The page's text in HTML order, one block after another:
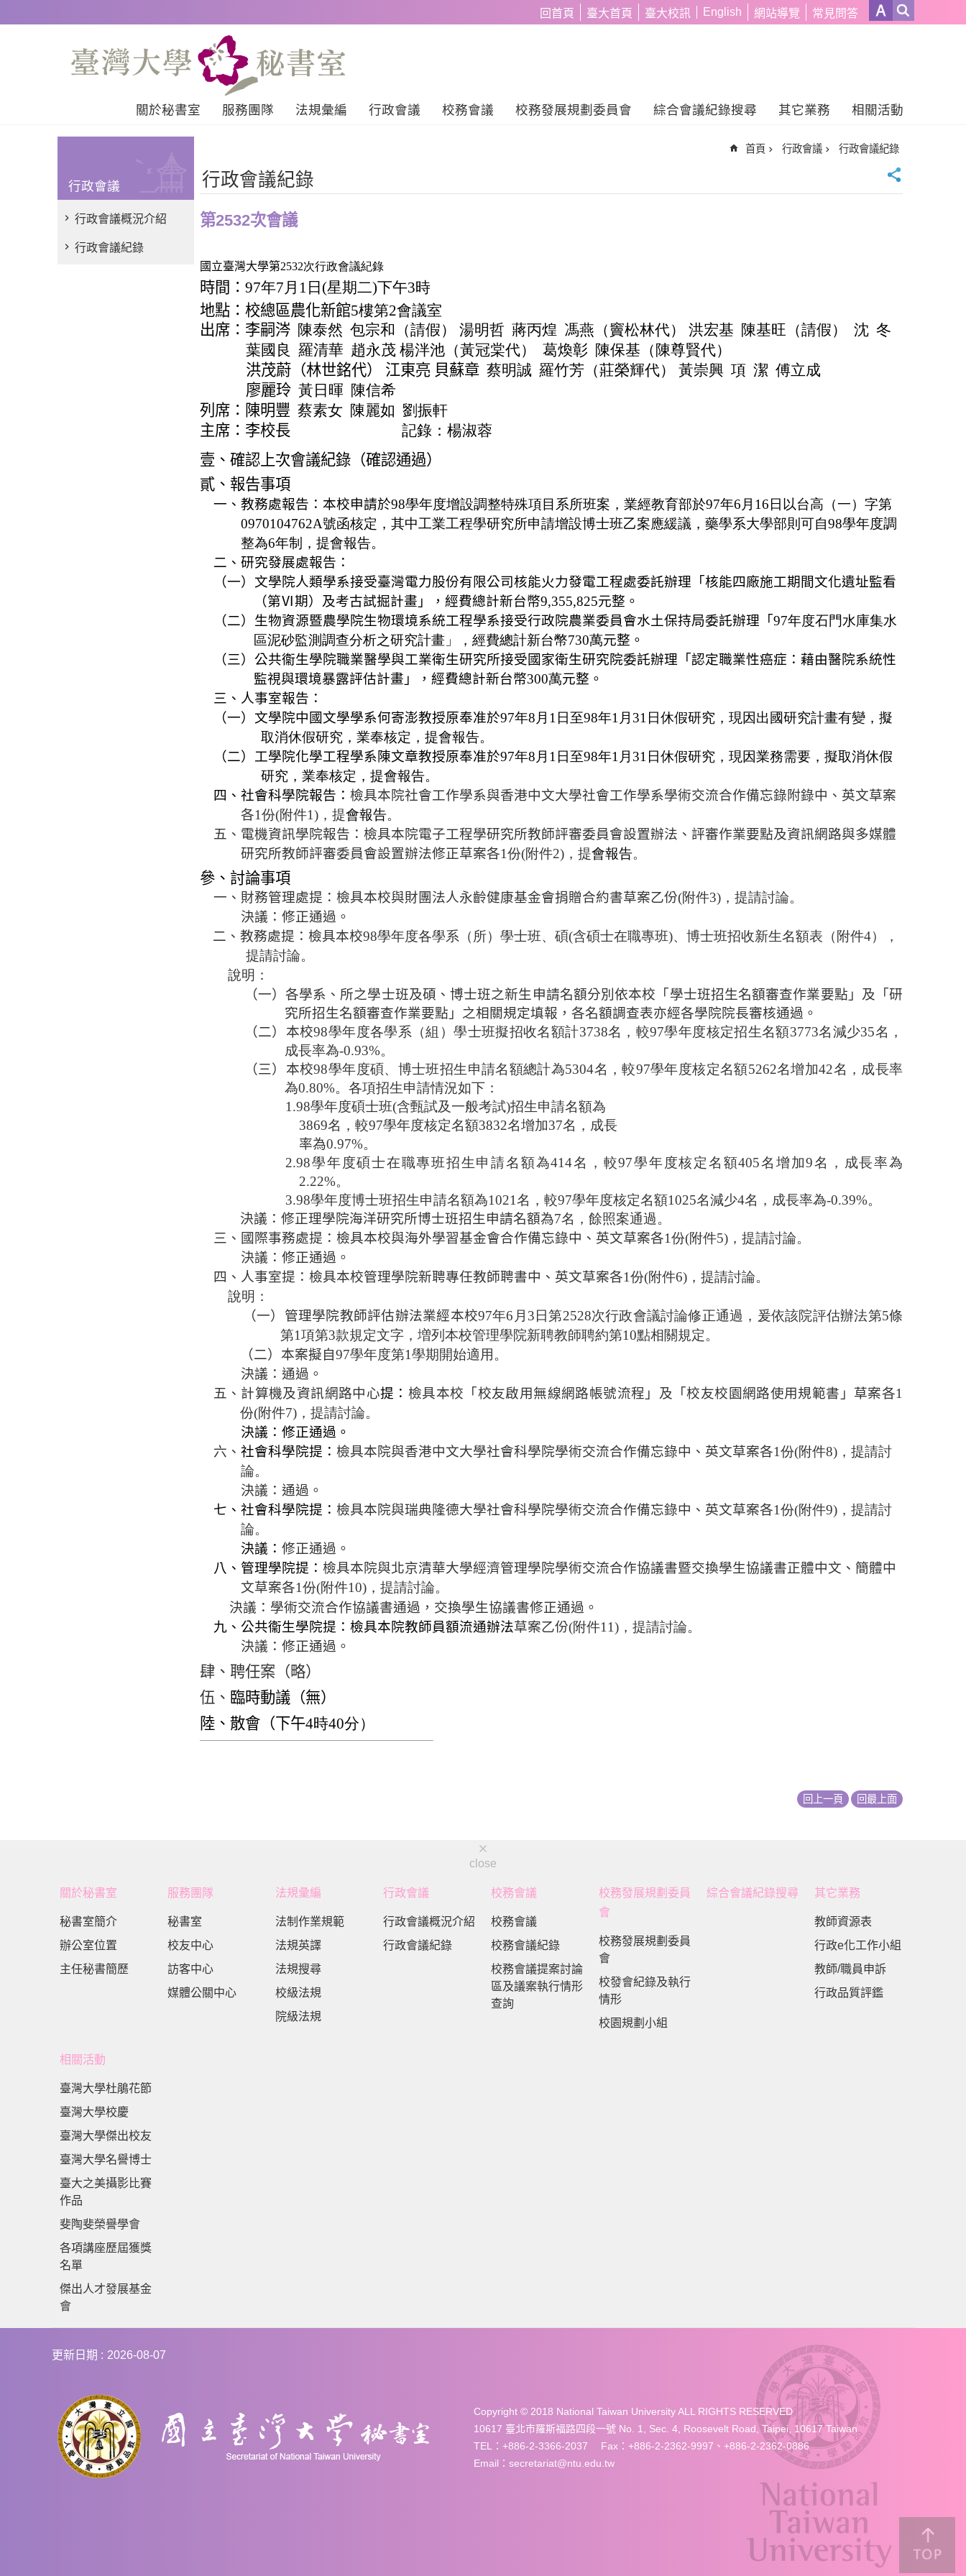
回首頁 臺大首頁 臺大校訊 English 網站導覽 常見問答
關於秘書室 服務團隊 法規彙編 行政會議 校務會議 校務發展規劃委員會 綜合會議紀錄搜尋 其它業務 相關活動
行政會議
行政會議概況介紹
行政會議紀錄
首頁 行政會議 行政會議紀錄
行政會議紀錄
第2532次會議
國立臺灣大學第2532次行政會議紀錄
時間： 97年7月1日(星期二)下午3時
地點：校總區農化新館5樓第2會議室
出席：李嗣涔 陳泰然 包宗和（請假） 湯明哲 蔣丙煌 馮燕（竇松林代） 洪宏基 陳基旺 （請假） 沈 冬
葉國良 羅清華 趙永茂 楊泮池（黃冠棠代） 葛煥彰 陳保基（陳尊賢代）
洪茂蔚（林世銘代） 江東亮 貝蘇章 蔡明誠 羅竹芳 （莊榮輝代） 黃崇興 項 潔 傅立成
廖麗玲 黃日暉 陳信希
列席：陳明豐 蔡素女 陳麗如 劉振軒
主席：李校長
記錄：楊淑蓉
壹、確認上次會議紀錄（確認通過）
貳、報告事項
一、教務處報告：本校申請於98學年度增設調整特殊項目系所班案 ，業經教育部於97年6月16日以台高（一）字第
0970104762A號函核定，其中工業工程學研究所申請增設博士班乙案應緩議，藥學系大學部則可自98學年度調
整為6年制，提會報告。
二、研究發展處報告：
（一）文學院人類學系接受臺灣電力股份有限公司核能火力發電工程處委託辦理「核能四廠施工期間文化遺址監看
（第Ⅵ期）及考古試掘計畫」，經費總計新台幣9,355,825元整。
（二）生物資源暨農學院生物環境系統工程學系接受行政院農業委員會水土保持局委託辦理「 97年度石門水庫集水
區泥砂監測調查分析之研究計畫」，經費總計新台幣730萬元整。
（三）公共衞生學院職業醫學與工業衛生研究所接受國家衛生研究院委託辦理「認定職業性癌症：藉由醫院系統性
監視與環境暴露評估計畫」，經費總計新台幣300萬元整。
三、人事室報告：
（一） 文學院中國文學學系何寄澎教授原奉准於97年8月1日至98年1月31日休假研究，現因出國研究計畫有變，擬
取消休假研究，業奉核定，提會報告。
（二）工學院化學工程學系陳文章教授原奉准於97年8月1日至98年1月31日休假研究，現因業務需要，擬取消休假
研究，業奉核定，提會報告。
四、社會科學院報告：檢具本院社會工作學系與香港中文大學社會工作學系學術交流合作備忘錄附錄中、英文草案
各1份(附件1)，提會報告。
五、電機資訊學院報告：檢具本院電子工程學研究所教師評審委員會設置辦法、評審作業要點及資訊網路與多媒體
研究所教師評審委員會設置辦法修正草案各1份(附件2)，提會報告。
參、討論事項
一、財務管理處提：檢具本校與財團法人永齡健康基金會捐贈合約書草案乙份(附件3)，提請討論。
決議：修正通過。
二、教務處提：檢具本校98學年度各學系（所）學士班、碩(含碩士在職專班)、博士班招收新生名額表（附件4），
提請討論。
說明：
（一）各學系、所之學士班及碩、博士班之新生申請名額分別依本校「學士班招生名額審查作業要點」及「研
究所招生名額審查作業要點」之相關規定填報，各名額調查表亦經各學院院長審核通過。
（二）本校98學年度各學系（組）學士班擬招收名額計3738名，較97學年度核定招生名額3773名減少35名，
成長率為-0.93%。
（三）本校98學年度碩、博士班招生申請名額總計為5304名，較97學年度核定名額5262名增加42名，成長率
為0.80%。各項招生申請情況如下：
1.98學年度碩士班(含甄試及一般考試)招生申請名額為
3869名，較97學年度核定名額3832名增加37名，成長
率為0.97%。
2.98學年度碩士在職專班招生申請名額為414名，較97學年度核定名額405名增加9名，成長率為
2.22%。
3.98學年度博士班招生申請名額為1021名，較97學年度核定名額1025名減少4名，成長率為-0.39%。
決議：修正理學院海洋研究所博士班招生申請名額為7名， 餘照案通過。
三、國際事務處提：檢具本校與海外學習基金會合作備忘錄中、英文草案各1份(附件5)，提請討論。
決議：修正通過。
四、人事室提：檢具本校管理學院新聘專任教師聘書中、英文草案各1份(附件6)，提請討論。
說明：
（一） 管理學院教師評估辦法業經本校97年6月3日第2528次行政會議討論修正通過， 爰依該院評估辦法第5條
第1項第3款規定文字，増列本校管理學院新聘教師聘約第10點相關規定。
（二）本案擬自97學年度第1學期開始適用。
決議：通過。
五、 計算機及資訊網路中心提： 檢具本校 「校友啟用無線網路帳號流程」及「校友校園網路使用規範書」草案各1
份(附件7)，提請討論。
決議：修正通過。
六、社會科學院提：檢具本院與香港中文大學社會科學院學術交流合作備忘錄中、英文草案各1份(附件8)，提請討
論。
決議：通過。
七、社會科學院提：檢具本院與瑞典隆德大學社會科學院學術交流合作備忘錄中、英文草案各1份(附件9)，提請討
論。
決議： 修正通過。
八、管理學院提：檢具本院與北京清華大學經濟管理學院學術交流合作協議書暨交換學生協議書正體中文、簡體中
文草案各1份(附件10)，提請討論。
決議：學術交流合作協議書通過， 交換學生協議書修正通過。
九、公共衞生學院提：檢具本院教師員額流通辦法草案乙份(附件11)，提請討論。
決議：修正通過。
肆、聘任案（略）
伍、 臨時動議（無）
陸、散會（下午4時40分）
回上一頁 回最上面
close
關於秘書室
秘書室簡介
辦公室位置
主任秘書簡歷
服務團隊
秘書室
校友中心
訪客中心
媒體公關中心
法規彙編
法制作業規範
法規英譯
法規搜尋
校級法規
院級法規
行政會議
行政會議概況介紹
行政會議紀錄
校務會議
校務會議
校務會議紀錄
校務會議提案討論
區及議案執行情形
查詢
校務發展規劃委員
會
校務發展規劃委員
會
校發會紀錄及執行
情形
校園規劃小組
綜合會議紀錄搜尋 其它業務
教師資源表
行政e化工作小組
教師/職員申訴
行政品質評鑑
相關活動
臺灣大學杜鵑花節
臺灣大學校慶
臺灣大學傑出校友
臺灣大學名譽博士
臺大之美攝影比賽
作品
斐陶斐榮譽學會
各項講座歷屆獲獎
名單
傑出人才發展基金
會
更新日期 2026-08-07
Copyright © 2018 National Taiwan University ALL RIGHTS RESERVED
10617 臺北市羅斯福路四段一號 No. 1, Sec. 4, Roosevelt Road, Taipei, 10617 Taiwan
TEL：+886-2-3366-2037 Fax：+886-2-2362-9997、+886-2-2362-0886
Email：secretariat@ntu.edu.tw